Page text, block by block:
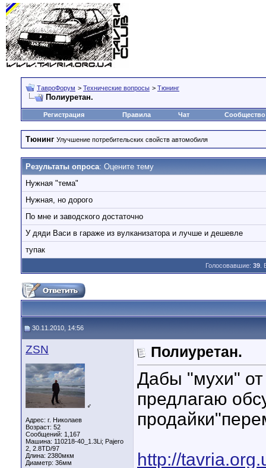
ТавроФорум > Технические вопросы > Тюнинг
Полиуретан.
Регистрация Правила Чат Сообщество
Тюнинг Улучшение потребительских свойств автомобиля
Результаты опроса: Оцените тему
Нужная "тема"
Нужная, но дорого
По мне и заводского достаточно
У дяди Васи в гараже из вулканизатора и лучше и дешевле
тупак
Голосовавшие: 39.
30.11.2010, 14:56
ZSN
♂
Адрес: г. Николаев
Возраст: 52
Сообщений: 1,167
Машина: 110218-40_1.3Li; Pajero
2, 2.8TD/97
Длина: 2380мкм
Диаметр: 36мм
Полиуретан.
Дабы "мухи" от
предлагаю
http://